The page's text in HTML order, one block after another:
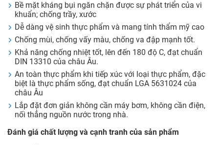
Bề mặt kháng bụi ngăn chặn được sự phát triển của vi
khuẩn; chống trầy, xước
Dễ dàng vệ sinh thực phẩm và mang tính thẩm mỹ cao
Chống mùi, chống vấy màu, chống va đập mạnh tốt.
Khả năng chống nhiệt tốt, lên đến 180 độ C, đạt chuẩn
DIN 13310 của châu Âu.
An toàn thực phẩm khi tiếp xúc với loại thực phẩm, đặc
biệt là thực phẩm sống, đạt chuẩn LGA 5631024 của
châu Âu
Lắp đặt đơn giản không cần máy bơm, không cần điện,
nối thẳng nguồn nước trong nhà.
Đánh giá chất lượng và cạnh tranh của sản phẩm